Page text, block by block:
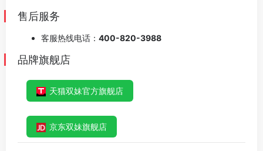
售后服务
客服热线电话： 400-820-3988
品牌旗舰店
天猫双妹官方旗舰店
京东双妹旗舰店